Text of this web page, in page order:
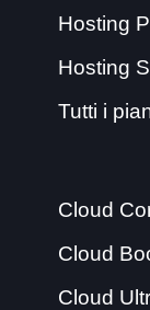
Hosting
Hosting
Tutti i
Cloud
Cloud
Cloud